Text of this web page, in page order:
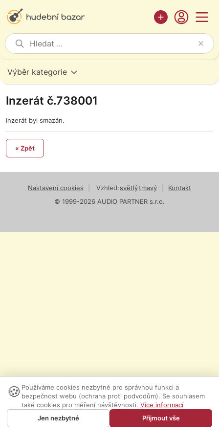
Výběr kategorie
Inzerát č.738001
Inzerát byl smazán.
« Zpět
Nastavení cookies Vzhled:světlýtmavý
Kontakt
© 1999-2026 AUDIO PARTNER s.r.o.
🍪 Používáme cookies nezbytné pro správnou funkci a
bezpečnost webu (ochrana proti podvodům). Se souhlasem
také cookies pro měření návštěvnosti. Více informací
Jen nezbytné
Přijmout vše